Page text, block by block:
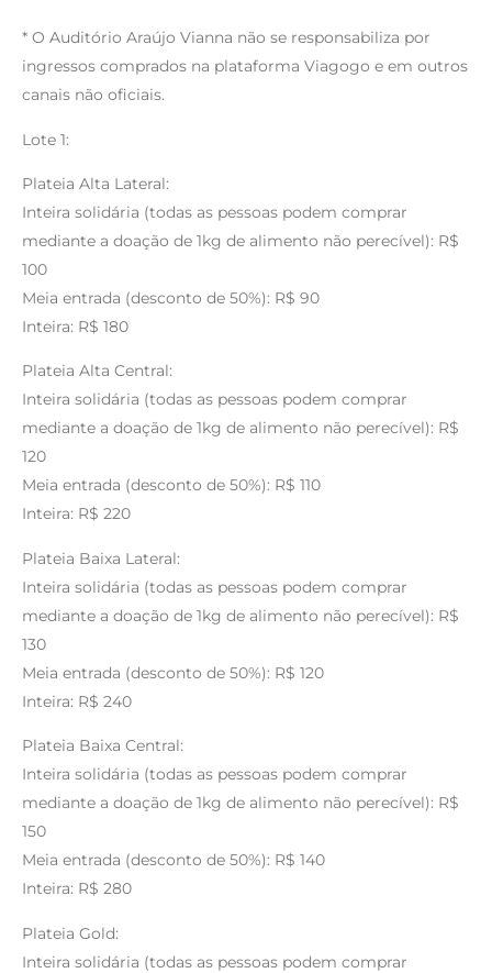
* O Auditório Araújo Vianna não se responsabiliza por
ingressos comprados na plataforma Viagogo e em outros
canais não oficiais.
Lote 1:
Plateia Alta Lateral:
Inteira solidária (todas as pessoas podem comprar
mediante a doação de 1kg de alimento não perecível): R$
100
Meia entrada (desconto de 50%): R$ 90
Inteira: R$ 180
Plateia Alta Central:
Inteira solidária (todas as pessoas podem comprar
mediante a doação de 1kg de alimento não perecível): R$
120
Meia entrada (desconto de 50%): R$ 110
Inteira: R$ 220
Plateia Baixa Lateral:
Inteira solidária (todas as pessoas podem comprar
mediante a doação de 1kg de alimento não perecível): R$
130
Meia entrada (desconto de 50%): R$ 120
Inteira: R$ 240
Plateia Baixa Central:
Inteira solidária (todas as pessoas podem comprar
mediante a doação de 1kg de alimento não perecível): R$
150
Meia entrada (desconto de 50%): R$ 140
Inteira: R$ 280
Plateia Gold:
Inteira solidária (todas as pessoas podem comprar